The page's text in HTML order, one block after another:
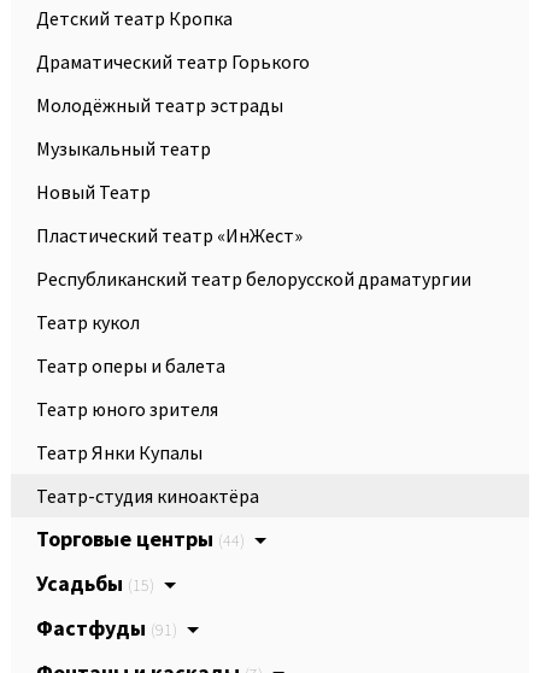
Детский театр Кропка
Драматический театр Горького
Молодёжный театр эстрады
Музыкальный театр
Новый Театр
Пластический театр «ИнЖест»
Республиканский театр белорусской драматургии
Театр кукол
Театр оперы и балета
Театр юного зрителя
Театр Янки Купалы
Театр-студия киноактёра
Торговые центры (44)
Усадьбы (15)
Фастфуды (91)